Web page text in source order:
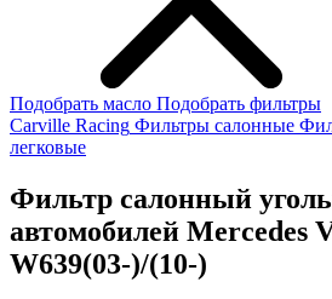
Подобрать масло Подобрать фильтры
Carville Racing Фильтры салонные
легковые
Фильтр салонный
автомобилей Mercedes
W639(03-)/(10-)